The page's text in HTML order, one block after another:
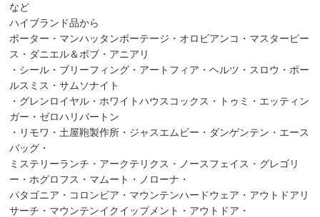
など
ハイブランド品から
ポーター・マンハッタンポーテージ・オロビアンコ・マスターピー
ス・ダニエル＆ボブ・アニアリ
・シール・ブリーフィング・アートフィア・ヘルツ・スロウ・ポー
ルスミス・サムソナイト
・グレンロイヤル・ホワイトハウスコックス・トゥミ・エッティン
ガー・ゼロハリバートン
・リモワ・土屋鞄製作所・ジャスエムビー・ダンゲンテン・エース
バッグ・
ミステリーランチ・アークテリクス・ノースフェイス・グレゴリ
ー・ホグロフス・マムート・ノローナ・
パタゴニア・コロンビア・マウンテンハードウェア・アウトドアリ
サーチ・マウンテンイクイップメント・アウトドア・